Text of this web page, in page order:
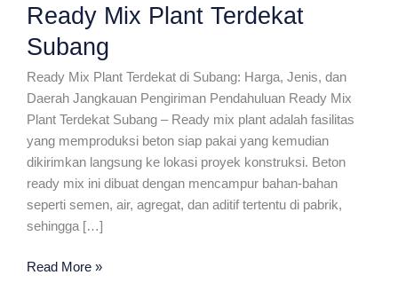
Ready Mix Plant Terdekat
Subang
Ready Mix Plant Terdekat di Subang: Harga, Jenis, dan
Daerah Jangkauan Pengiriman Pendahuluan Ready Mix
Plant Terdekat Subang – Ready mix plant adalah fasilitas
yang memproduksi beton siap pakai yang kemudian
dikirimkan langsung ke lokasi proyek konstruksi. Beton
ready mix ini dibuat dengan mencampur bahan-bahan
seperti semen, air, agregat, dan aditif tertentu di pabrik,
sehingga […]
Ready
Read More »